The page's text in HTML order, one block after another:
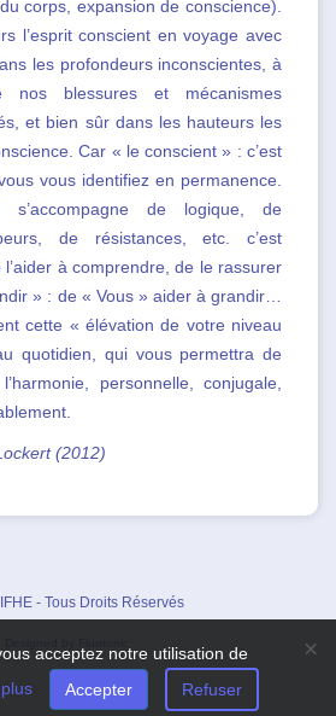
corps, expansion de conscience).
l’esprit conscient en voyage avec
les profondeurs inconscientes, à
nos blessures et mécanismes
et bien sûr dans les hauteurs les
Car « le conscient » : c’est
vous identifiez en permanence.
s’accompagne de logique, de
de résistances, etc. c’est
à comprendre, de le rassurer
» : de « Vous » aider à grandir…
cette « élévation de votre niveau
quotidien, qui vous permettra de
personnelle, conjugale,
(2012)
- Tous Droits Réservés
×
acceptez notre utilisation de
Accepter Refuser